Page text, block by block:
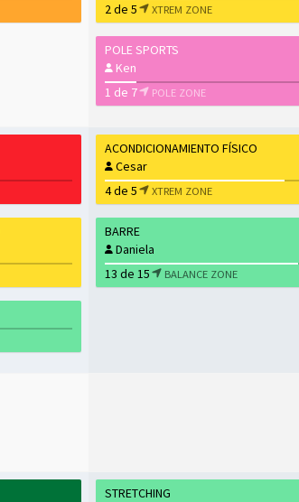
2 de 5
XTREM ZONE
POLE SPORTS
Ken
1 de 7
POLE ZONE
ACONDICIONAMIENTO FÍSICO
Cesar
4 de 5
XTREM ZONE
BARRE
Daniela
13 de 15
BALANCE ZONE
STRETCHING